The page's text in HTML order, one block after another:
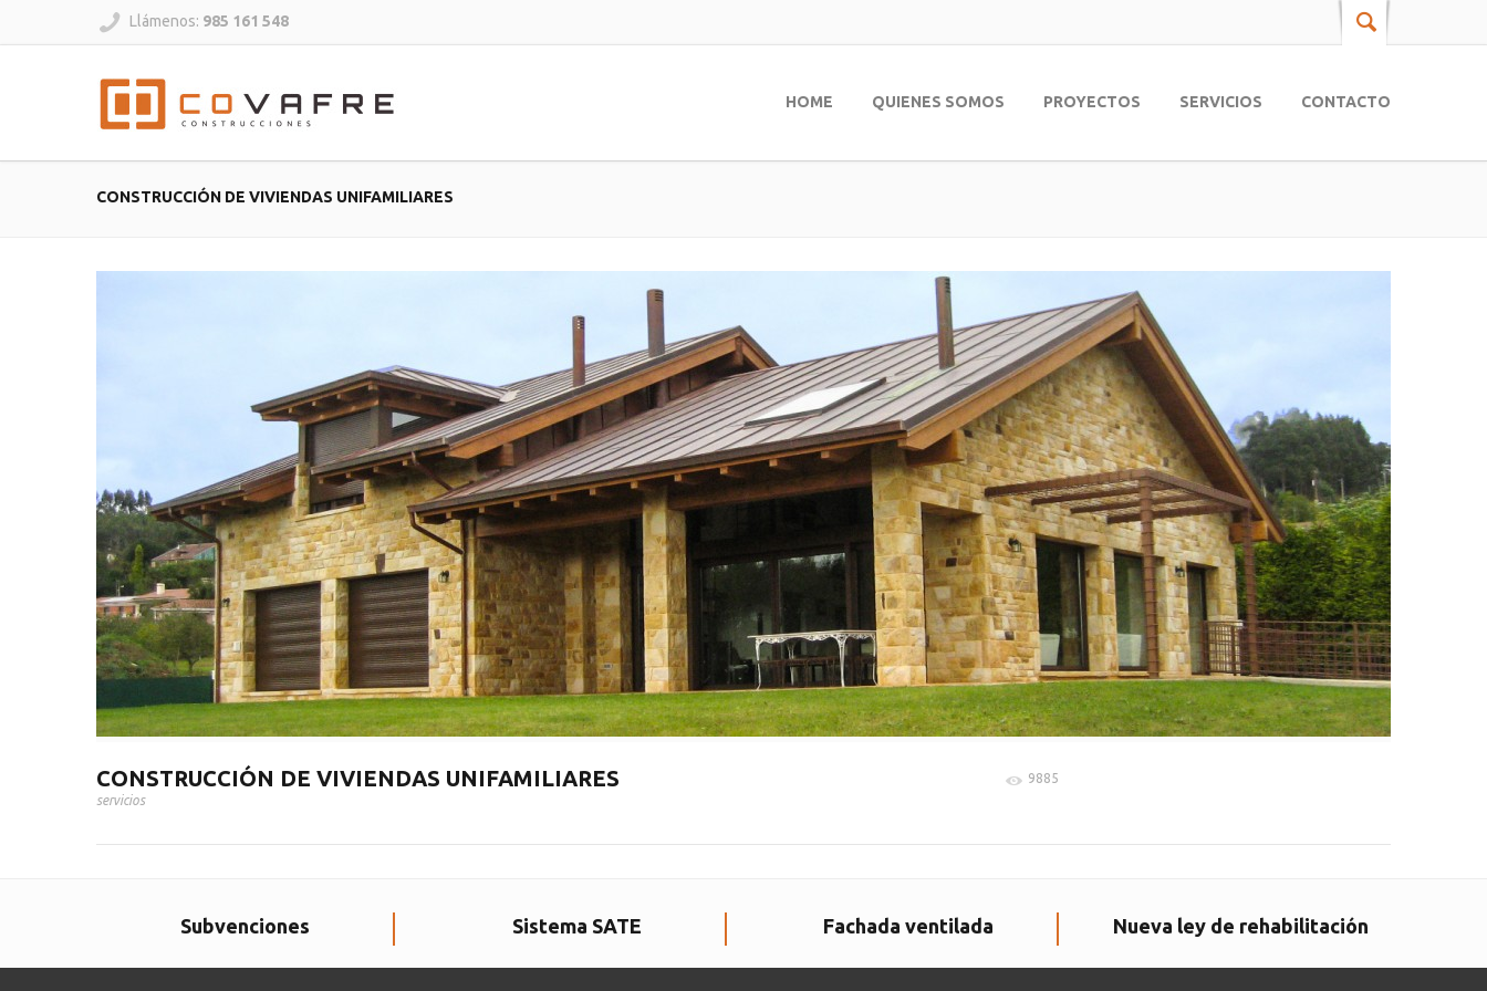
Llámenos: 985 161 548
HOME QUIENES SOMOS PROYECTOS SERVICIOS CONTACTO
CONSTRUCCIÓN DE VIVIENDAS UNIFAMILIARES
CONSTRUCCIÓN DE VIVIENDAS UNIFAMILIARES
9885
servicios
Subvenciones Sistema SATE Fachada ventilada Nueva ley de rehabilitación